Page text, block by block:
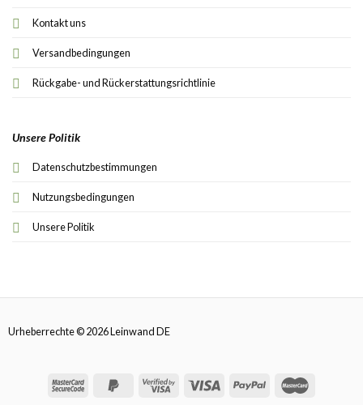
Kontakt uns
Versandbedingungen
Rückgabe- und Rückerstattungsrichtlinie
Unsere Politik
Datenschutzbestimmungen
Nutzungsbedingungen
Unsere Politik
Urheberrechte © 2026 Leinwand DE